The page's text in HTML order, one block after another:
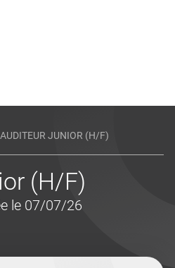
AUDITEUR JUNIOR (H/F)
(H/F)
le 07/07/26